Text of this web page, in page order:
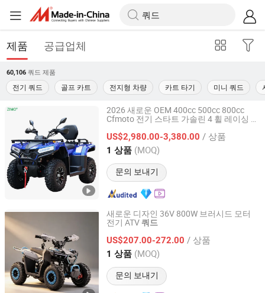
제품 공급업체
60,106 쿼드 제품
전기 쿼드 골프 카트 전지형 차량 카트 타기 미니 쿼드
2026 새로운 OEM 400cc 500cc 800cc
Cfmoto 전기 스타트 가솔린 4 휠 레이싱 오
오프로드 4X4 ATV쿼드성인용
US$2,980.00-3,380.00 / 상품
1 상품 (MOQ)
문의 보내기
Shanghai Lannmarker Industrial Co., Ltd.
Shanghai, China 이후 2010
새로운 디자인 36V 800W 브러시드 모터
전기 ATV쿼드
US$207.00-272.00 / 상품
1 상품 (MOQ)
문의 보내기
Hangzhou High Per Corporation Limited
Zhejiang, China 이후 2010